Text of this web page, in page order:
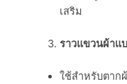
เสริม
ราวแขวนผ้าแ
ใช้สำหรับตาก